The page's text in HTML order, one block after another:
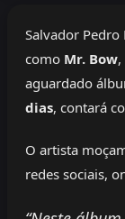
Salvador
como Mr. Bow
aguardado
dias, contará
O artista
redes sociais,